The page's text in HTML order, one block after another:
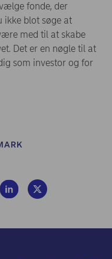
fonde, der
ikke blot søge at
med til at skabe
Det er en nøgle til at
som investor og for
new window)
(opens in new window)
(opens in new